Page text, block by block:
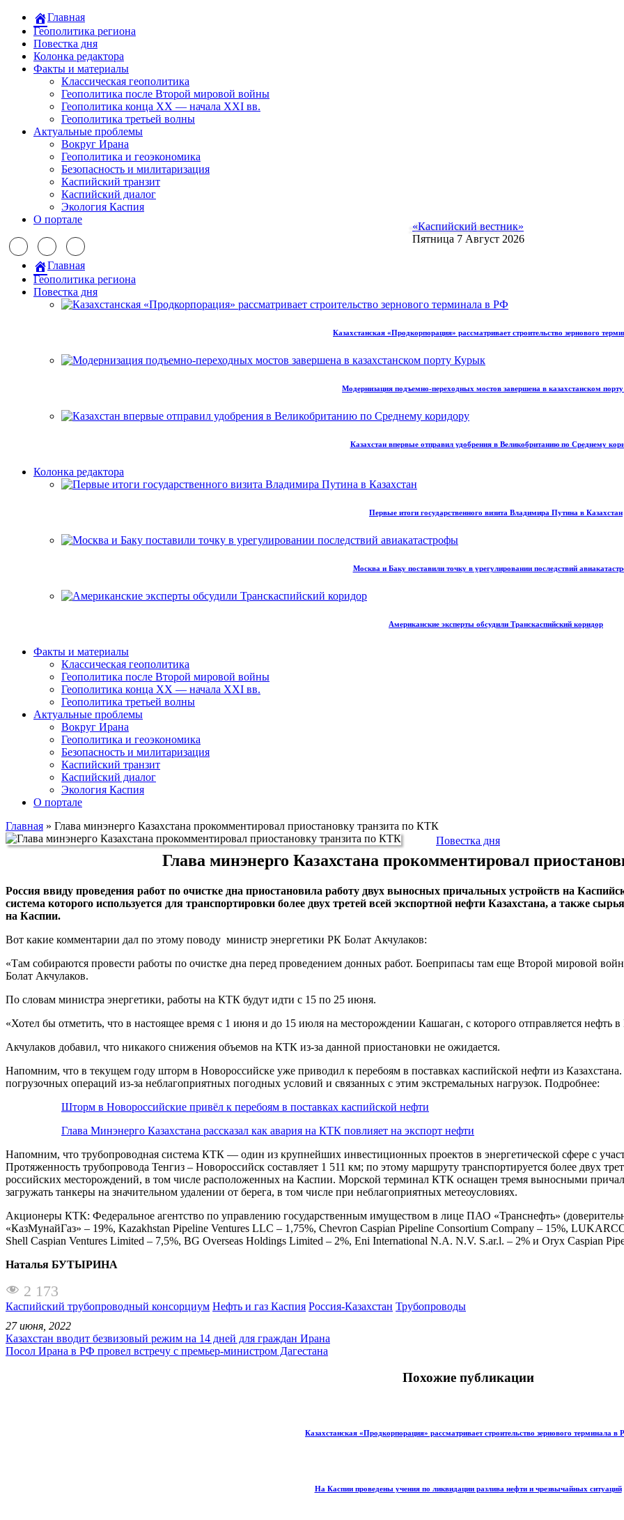
Главная
Геополитика региона
Повестка дня
Колонка редактора
Факты и материалы
Классическая геополитика
Геополитика после Второй мировой войны
Геополитика конца XX — начала XXI вв.
Геополитика третьей волны
Актуальные проблемы
Вокруг Ирана
Геополитика и геоэкономика
Безопасность и милитаризация
Каспийский транзит
Каспийский диалог
Экология Каспия
О портале
«Каспийский вестник»
Пятница 7 Август 2026
Главная
Геополитика региона
Повестка дня
Казахстанская «Продкорпорация» рассматривает строительство зернового
Модернизация подъемно-переходных мостов завершена в казахстанском
Казахстан впервые отправил удобрения в Великобританию по Среднему
Колонка редактора
Первые итоги государственного визита Владимира Путина в Казахстан
Москва и Баку поставили точку в урегулировании последствий
Американские эксперты обсудили Транскаспийский коридор
Факты и материалы
Классическая геополитика
Геополитика после Второй мировой войны
Геополитика конца XX — начала XXI вв.
Геополитика третьей волны
Актуальные проблемы
Вокруг Ирана
Геополитика и геоэкономика
Безопасность и милитаризация
Каспийский транзит
Каспийский диалог
Экология Каспия
О портале
Главная » Глава минэнерго Казахстана прокомментировал приостановку транзита по КТК
Повестка дня
Глава минэнерго Казахстана прокомментировал
Россия ввиду проведения работ по очистке дна приостановила работу двух выносных причальных устройств на
система которого используется для транспортировки более двух третей всей экспортной нефти Казахстана, а также
на Каспии.
Вот какие комментарии дал по этому поводу министр энергетики РК Болат Акчулаков:
«Там собираются провести работы по очистке дна перед проведением донных работ. Боеприпасы там еще Второй мировой
Болат Акчулаков.
По словам министра энергетики, работы на КТК будут идти с 15 по 25 июня.
«Хотел бы отметить, что в настоящее время с 1 июня и до 15 июля на месторождении Кашаган, с которого отправляется
Акчулаков добавил, что никакого снижения объемов на КТК из-за данной приостановки не ожидается.
Напомним, что в текущем году шторм в Новороссийске уже приводил к перебоям в поставках каспийской нефти из
погрузочных операций из-за неблагоприятных погодных условий и связанных с этим экстремальных нагрузок. Подробнее:
Шторм в Новороссийские привёл к перебоям в поставках каспийской нефти
Глава Минэнерго Казахстана рассказал как авария на КТК повлияет на экспорт нефти
Напомним, что трубопроводная система КТК — один из крупнейших инвестиционных проектов в энергетической сфере с
Протяженность трубопровода Тенгиз – Новороссийск составляет 1 511 км; по этому маршруту транспортируется более двух
российских месторождений, в том числе расположенных на Каспии. Морской терминал КТК оснащен тремя выносными
загружать танкеры на значительном удалении от берега, в том числе при неблагоприятных метеоусловиях.
Акционеры КТК: Федеральное агентство по управлению государственным имуществом в лице ПАО «Транснефть»
«КазМунайГаз» – 19%, Kazakhstan Pipeline Ventures LLC – 1,75%, Chevron Caspian Pipeline Consortium Company – 15%,
Shell Caspian Ventures Limited – 7,5%, BG Overseas Holdings Limited – 2%, Eni International N.A. N.V. S.ar.l. – 2% и Oryx Caspian
Наталья БУТЫРИНА
2 173
Каспийский трубопроводный консорциум Нефть и газ Каспия Россия-Казахстан Трубопроводы
27 июня, 2022
Казахстан вводит безвизовый режим на 14 дней для граждан Ирана
Посол Ирана в РФ провел встречу с премьер-министром Дагестана
Похожие публикации
Казахстанская «Продкорпорация» рассматривает строительство зернового терминала в
На Каспии проведены учения по ликвидации разлива нефти и чрезвычайных ситуаций